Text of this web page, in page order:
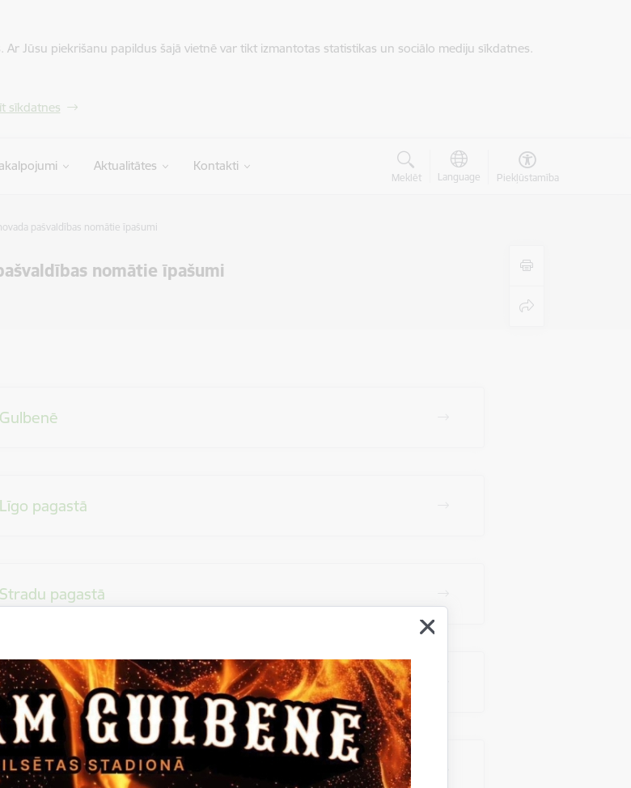
Jūsu piekrišanu papildus šajā vietnē var tikt izmantotas statistikas un sociālo mediju sīkdatnes.
sīkdatnes
Aktualitātes Kontakti
Meklēt Language Piekļūstamība
pašvaldības nomātie īpašumi
nomātie īpašumi
pagastā
pagastā
pagastā
pagastā